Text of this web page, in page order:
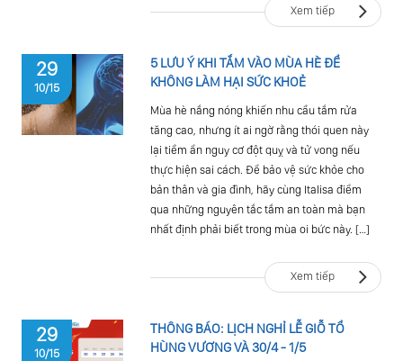
Xem tiếp
29
10/15
5 LƯU Ý KHI TẮM VÀO MÙA HÈ ĐỂ
KHÔNG LÀM HẠI SỨC KHOẺ
Mùa hè nắng nóng khiến nhu cầu tắm rửa
tăng cao, nhưng ít ai ngờ rằng thói quen này
lại tiềm ẩn nguy cơ đột quỵ và tử vong nếu
thực hiện sai cách. Để bảo vệ sức khỏe cho
bản thân và gia đình, hãy cùng Italisa điểm
qua những nguyên tắc tắm an toàn mà bạn
nhất định phải biết trong mùa oi bức này. […]
Xem tiếp
29
10/15
THÔNG BÁO: LỊCH NGHỈ LỄ GIỖ TỔ
HÙNG VƯƠNG VÀ 30/4 - 1/5